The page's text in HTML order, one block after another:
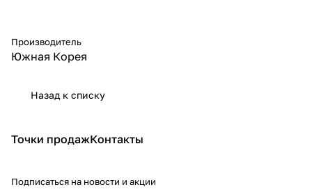
Производитель
Южная Корея
Назад к списку
Точки продажКонтакты
Подписаться на новости и акции